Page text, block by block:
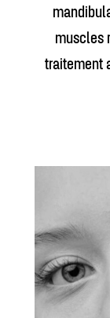
muscles
traitement